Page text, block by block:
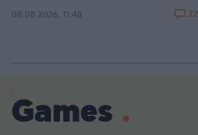
08.08.2026, 11:48 22
Games